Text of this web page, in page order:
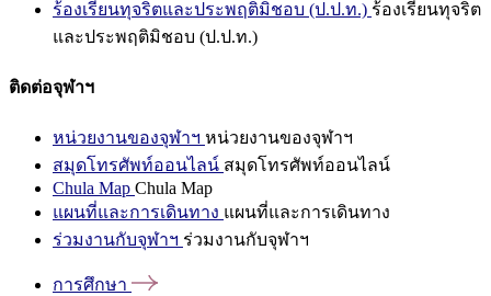
ร้องเรียนทุจริตและประพฤติมิชอบ (ป.ป.ท.) ร้องเรียนทุจริต
และประพฤติมิชอบ (ป.ป.ท.)
ติดต่อจุฬาฯ
หน่วยงานของจุฬาฯ หน่วยงานของจุฬาฯ
สมุดโทรศัพท์ออนไลน์ สมุดโทรศัพท์ออนไลน์
Chula Map Chula Map
แผนที่และการเดินทาง แผนที่และการเดินทาง
ร่วมงานกับจุฬาฯ ร่วมงานกับจุฬาฯ
การศึกษา